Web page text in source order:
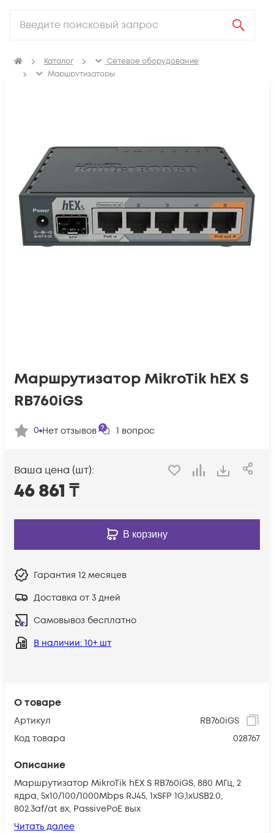
Каталог
Сетевое оборудование
Маршрутизаторы
О товаре
Артикул
RB760iGS
Код товара
028767
Описание
Маршрутизатор MikroTik hEX S RB760iGS, 880 МГц, 2
ядра, 5x10/100/1000Mbps RJ45, 1xSFP 1G,1xUSB2.0,
802.3af/at вх, PassivePoE вых
Читать далее
Маршрутизатор MikroTik hEX S
RB760iGS
0 Нет отзывов 1 вопрос
Ваша цена (шт):
46 861 ₸
В корзину
Гарантия 12 месяцев
Доставка от 3 дней
Самовывоз бесплатно
В наличии: 10+ шт